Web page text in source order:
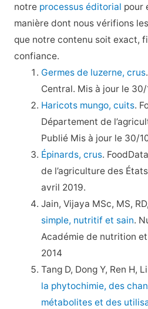
notre processus éditorial pour
manière dont nous vérifions
que notre contenu soit exact,
confiance.
Germes de luzerne, crus
Central. Mis à jour le
Haricots mungo, cuits.
Département de
Publié Mis à jour le 30/
Épinards, crus.
de l’agriculture des
avril 2019.
Jain, Vijaya MSc, MS,
simple, nutritif et sain.
Académie de nutrition
2014
Tang D, Dong Y, Ren H,
la phytochimie, des
métabolites et des